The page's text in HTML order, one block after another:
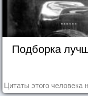
Подборка
Цитаты этого человека